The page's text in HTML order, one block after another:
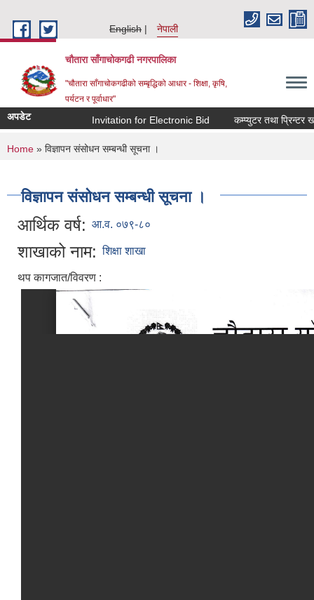
English
नेपाली
चौतारा साँगाचोकगढी नगरपालिका
"चौतारा साँगाचोकगढीको सम्बृद्धिको आधार - शिक्षा, कृषि,
पर्यटन र पूर्वाधार"
अपडेट Invitation for Electronic Bid कम्प्युटर तथा प्रिन्टर
You are here
Home » विज्ञापन संसोधन सम्बन्धी सूचना ।
विज्ञापन संसोधन सम्बन्धी सूचना ।
आर्थिक वर्ष: आ.व. ०७९-८०
शाखाको नाम: शिक्षा शाखा
थप कागजात/विवरण :